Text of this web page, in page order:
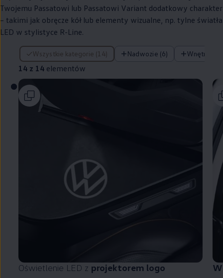
Twojemu Passatowi lub Passatowi Variant dodatkowy charakter
– takimi jak obręcze kół lub elementy wizualne, np. tylne światła
LED w stylistyce R-Line.
Wszystkie kategorie (14) Nadwozie (6) Wnętrze (4)
14 z 14 elementów
14 z 14 elementów
Oświetlenie LED z projektorem logo